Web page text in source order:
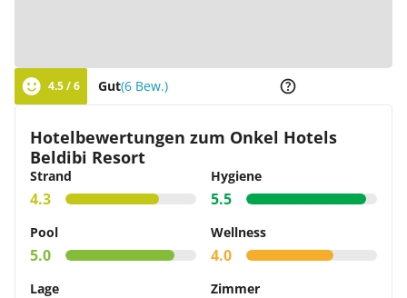
4.5 / 6 Gut(6 Bew.)
Hotelbewertungen zum Onkel Hotels
Beldibi Resort
Strand
4.3
Hygiene
5.5
Pool
5.0
Wellness
4.0
Lage Zimmer